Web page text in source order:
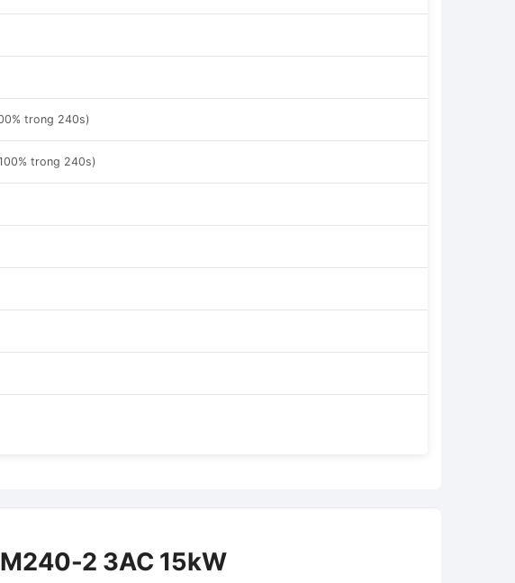
trong 240s)
trong 240s)
2 3AC 15kW